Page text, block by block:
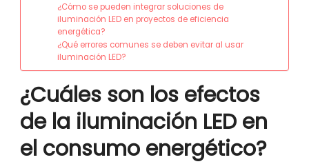
¿Cómo se pueden integrar soluciones de
iluminación LED en proyectos de eficiencia
energética?
¿Qué errores comunes se deben evitar al usar
iluminación LED?
¿Cuáles son los efectos
de la iluminación LED en
el consumo energético?